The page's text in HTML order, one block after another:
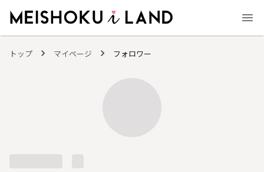
トップ マイページ フォロワー